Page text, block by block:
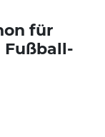
für
Fußball-